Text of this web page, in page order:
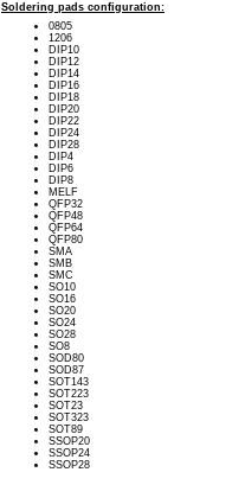
Soldering pads configuration:
0805
1206
DIP10
DIP12
DIP14
DIP16
DIP18
DIP20
DIP22
DIP24
DIP28
DIP4
DIP6
DIP8
MELF
QFP32
QFP48
QFP64
QFP80
SMA
SMB
SMC
SO10
SO16
SO20
SO24
SO28
SO8
SOD80
SOD87
SOT143
SOT223
SOT23
SOT323
SOT89
SSOP20
SSOP24
SSOP28